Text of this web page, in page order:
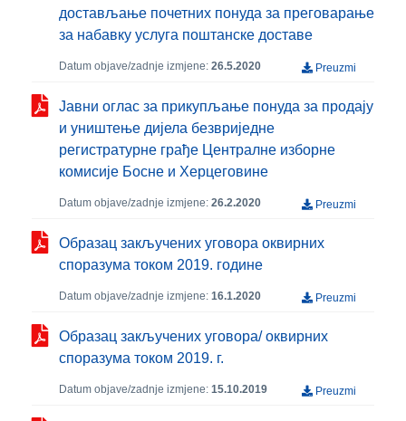
достављање почетних понуда за преговарање
за набавку услуга поштанске доставе
Datum objave/zadnje izmjene: 26.5.2020 Preuzmi
Јавни оглас за прикупљање понуда за продају
и уништење дијела безвриједне
регистратурне грађе Централне изборне
комисије Босне и Херцеговине
Datum objave/zadnje izmjene: 26.2.2020 Preuzmi
Образац закључених уговора оквирних
споразума током 2019. године
Datum objave/zadnje izmjene: 16.1.2020 Preuzmi
Образац закључених уговора/ оквирних
споразума током 2019. г.
Datum objave/zadnje izmjene: 15.10.2019 Preuzmi